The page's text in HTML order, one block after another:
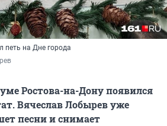
петь на Дне города
Ростова-на-Дону появился
Вячеслав Лобырев уже
песни и снимает